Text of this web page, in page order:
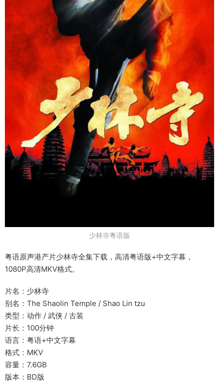
少林寺粤语版
粤语原声港产片少林寺全集下载，高清粤语版+中文字幕，
1080P高清MKV格式。
片名：少林寺
别名：The Shaolin Temple / Shao Lin tzu
类型：动作 / 武侠 / 古装
片长：100分钟
语言：粤语+中文字幕
格式：MKV
容量：7.6GB
版本：BD版